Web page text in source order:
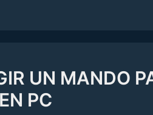
UN MANDO
PC